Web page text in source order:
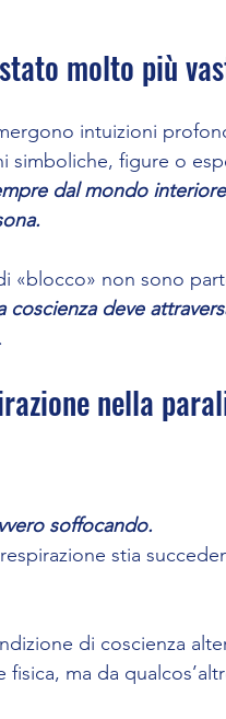
molto più
intuizioni
simboliche, figure o
dal mondo
«blocco» non sono
deve
nella
soffocando.
stia
di coscienza
ma da